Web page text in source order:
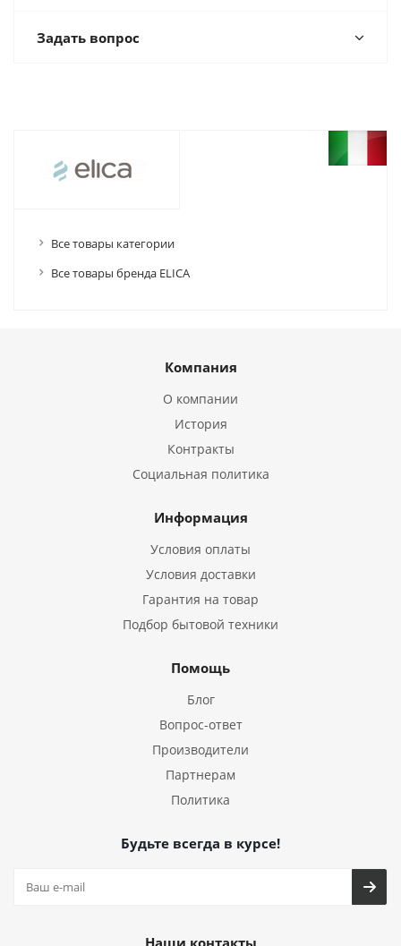
Задать вопрос
Все товары категории
Все товары бренда ELICA
Компания
О компании
История
Контракты
Социальная политика
Информация
Условия оплаты
Условия доставки
Гарантия на товар
Подбор бытовой техники
Помощь
Блог
Вопрос-ответ
Производители
Партнерам
Политика
Будьте всегда в курсе!
Наши контакты